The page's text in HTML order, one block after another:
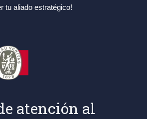
tu aliado estratégico!
atención al